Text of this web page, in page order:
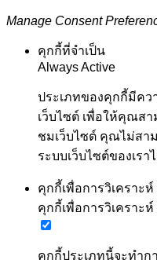
Manage Consent
คุกกี้ที่จำเป็น
Always Active
ประเภทของคุกกี้มีคว
เว็บไซต์ เพื่อให้คุณสา
ชมเว็บไซต์ คุณไม่สา
ระบบเว็บไซต์ของเรา
คุกกี้เพื่อการวิเคราะห์
คุกกี้เพื่อการวิเคราะห์
คุกกี้ประเภทนี้จะทำก